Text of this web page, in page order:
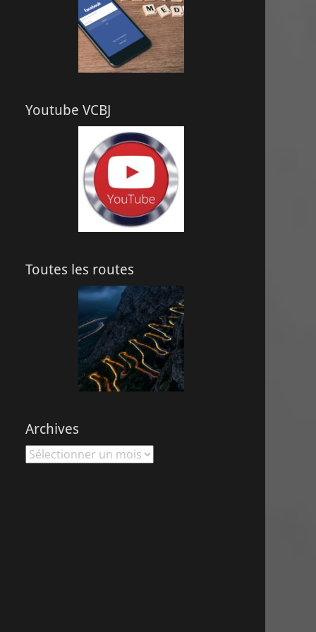
Youtube VCBJ
Toutes les routes
Archives
Archives